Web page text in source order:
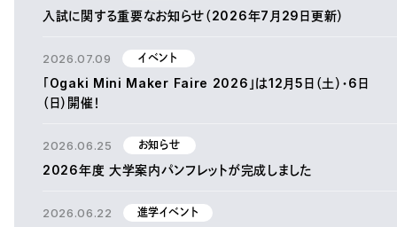
入試に関する重要なお知らせ（2026年7月29日更新）
2026.07.09 イベント
「Ogaki Mini Maker Faire 2026」は12月5日（土）・6日
（日）開催！
2026.06.25 お知らせ
2026年度 大学案内パンフレットが完成しました
2026.06.22 進学イベント